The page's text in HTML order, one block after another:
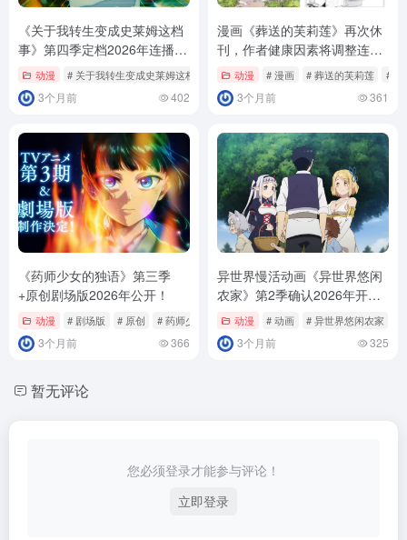
《关于我转生变成史莱姆这档
事》第四季定档2026年连播两
季！动漫 # 关于我转生变成史莱姆这档事
3个月前 402
漫画《葬送的芙莉莲》再次休
刊，作者健康因素将调整连
载！动漫 # 漫画 # 葬送的芙莉莲 # 连
3个月前 361
《药师少女的独语》第三季
+原创剧场版2026年公开！
动漫 # 剧场版 # 原创 # 药师少女的独语
3个月前 366
异世界慢活动画《异世界悠闲
农家》第2季确认2026年开
播！动漫 # 动画 # 异世界悠闲农家
3个月前 325
暂无评论
您必须登录才能参与评论！
立即登录